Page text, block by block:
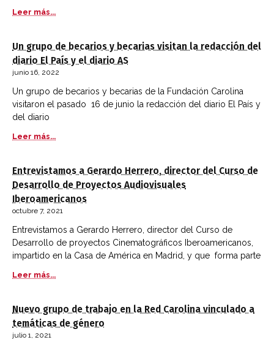
Leer más...
Un grupo de becarios y becarias visitan la redacción del
diario El País y el diario AS
junio 16, 2022
Un grupo de becarios y becarias de la Fundación Carolina
visitaron el pasado 16 de junio la redacción del diario El País y
del diario
Leer más...
Entrevistamos a Gerardo Herrero, director del Curso de
Desarrollo de Proyectos Audiovisuales
Iberoamericanos
octubre 7, 2021
Entrevistamos a Gerardo Herrero, director del Curso de
Desarrollo de proyectos Cinematográficos Iberoamericanos,
impartido en la Casa de América en Madrid, y que forma parte
Leer más...
Nuevo grupo de trabajo en la Red Carolina vinculado a
temáticas de género
julio 1, 2021